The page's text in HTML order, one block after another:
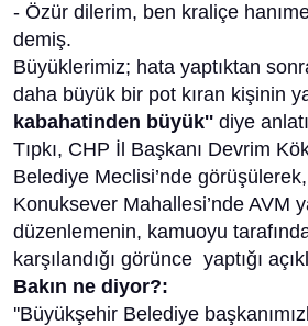
- Özür dilerim, ben kraliçe
demiş.
Büyüklerimiz; hata yaptıktan
daha büyük bir pot kıran kişinin
kabahatinden büyük'' diye
Tıpkı, CHP İl Başkanı Devrim
Belediye Meclisi’nde
Konuksever Mahallesi’nde AVM
düzenlemenin, kamuoyu
karşılandığı görünce yaptığı
Bakın ne diyor?:
''Büyükşehir Belediye